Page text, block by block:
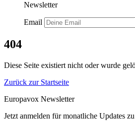
Newsletter
Email
404
Diese Seite existiert nicht oder wurde
Zurück zur Startseite
Europavox Newsletter
Jetzt anmelden für monatliche Updates